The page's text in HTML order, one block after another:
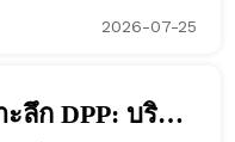
2026-07-25
ะลึก DPP: บริษัท